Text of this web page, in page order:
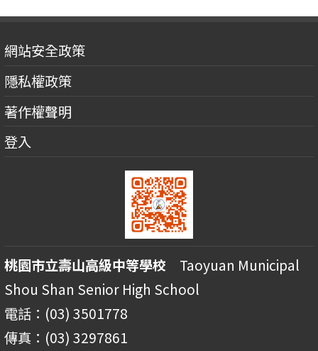
網站安全政策
隱私權政策
著作權聲明
登入
桃園市立壽山高級中等學校 Taoyuan Municipal
Shou Shan Senior High School
電話：(03) 3501778
傳真：(03) 3297861